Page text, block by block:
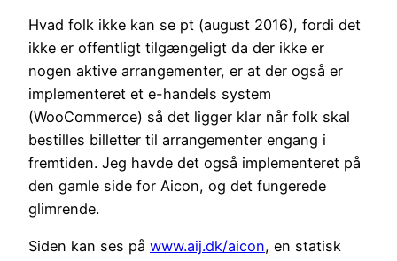
Hvad folk ikke kan se pt (august 2016), fordi det
ikke er offentligt tilgængeligt da der ikke er
nogen aktive arrangementer, er at der også er
implementeret et e-handels system
(WooCommerce) så det ligger klar når folk skal
bestilles billetter til arrangementer engang i
fremtiden. Jeg havde det også implementeret på
den gamle side for Aicon, og det fungerede
glimrende.
Siden kan ses på www.aij.dk/aicon, en statisk